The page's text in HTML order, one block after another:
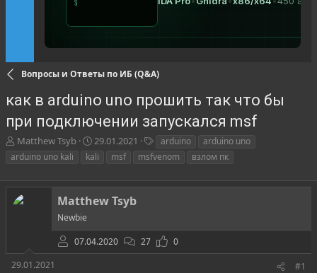
Вопросы и Ответы по ИБ (Q&A)
как в arduino uno прошить так что бы
при подключении запускался msf
А
в
о
р
т
Matthew Tsyb
Д
а
а
н
а
а
л
а
29.01.2021
е
и
arduino
arduino uno
arduino uno kali
kali msf msfvenom взлом пк
Matthew Tsyb
Newbie
07.04.2020
27
0
29.01.2021
#1